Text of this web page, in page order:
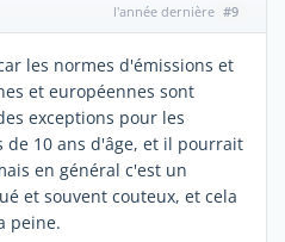
l'année dernière #9
les normes d'émissions et
et européennes sont
exceptions pour les
10 ans d'âge, et il pourrait
en général c'est un
et souvent couteux, et cela
peine.